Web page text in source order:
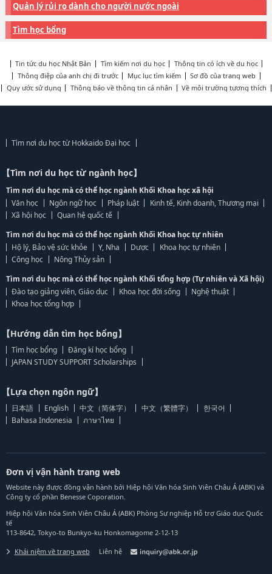
Quản lý rủi ro dành cho người nước ngoài
Tìm học bổng
Tin tức du học Nhật Bản Tìm kiếm nơi du học
Thông tin có ích về du học
Thông điệp của anh chị đi trước
Mục lục tìm kiếm
Sơ đồ của trang web
Quy ước sử dụng
Thông báo về thông tin cá nhân Về môi trường tương thích
Tìm nơi du học từ Hokkaido Đại học
【Tìm nơi du học từ ngành học】
Tìm nơi du học mà có thể học ngành Khối Khoa học xã hội
Văn học
Ngôn ngữ học Pháp luật
Kinh tế, Kinh doanh, Thương mại
Xã hội học
Quan hệ quốc tế
Tìm nơi du học mà có thể học ngành Khối Khoa học tự nhiên
Hộ lý, Bảo vệ sức khỏe
Y, Nha Dược
Khoa học tự nhiên
Công học
Nông Thủy sản
Tìm nơi du học mà có thể học ngành Khối tổng hợp (Tự nhiên và Xã hội)
Đào tạo giảng viên, Giáo dục
Khoa học đời sống
Nghệ thuật
Khoa học tổng hợp
【Hướng dẫn tìm học bổng】
Tìm học bổng
Đăng kí học bổng
JAPAN STUDY SUPPORT Scholarships
【Lựa chọn ngôn ngữ】
日本語 English 中文（简体字） 中文（繁體字）
한국어
Bahasa Indonesia
ภาษาไทย
Đơn vị vận hành trang web
Website này được đồng vận hành bởi Hiệp hội Văn hóa Sinh Viên Châu Á (ABK) và
Công ty cổ phần Benesse Coporation.
Hiệp hội Văn hóa Sinh Viên Châu Á (ABK) Phòng Sự nghiệp Hỗ trợ Giáo dục Quốc
tế
113-8642, Tokyo-to Bunkyo-ku Honkomagome 2-12-13
Khái niệm về trang web Liên hệ